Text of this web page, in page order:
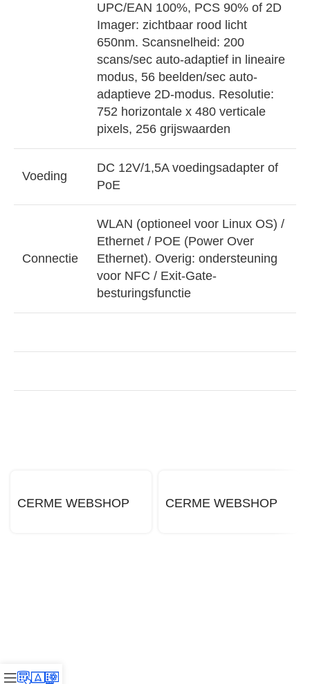
UPC/EAN 100%, PCS 90% of 2D
Imager: zichtbaar rood licht
650nm. Scansnelheid: 200
scans/sec auto-adaptief in lineaire
modus, 56 beelden/sec auto-
adaptieve 2D-modus. Resolutie:
752 horizontale x 480 verticale
pixels, 256 grijswaarden
Voeding
DC 12V/1,5A voedingsadapter of
PoE
Connectie
WLAN (optioneel voor Linux OS) /
Ethernet / POE (Power Over
Ethernet). Overig: ondersteuning
voor NFC / Exit-Gate-
besturingsfunctie
CERME WEBSHOP
CERME WEBSHOP